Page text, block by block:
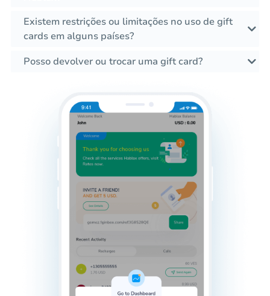
Existem restrições ou limitações no uso de gift
cards em alguns países?
Posso devolver ou trocar uma gift card?